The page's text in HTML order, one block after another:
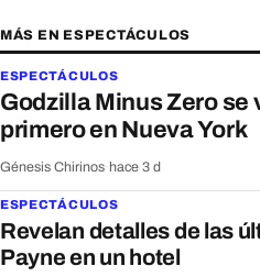
MÁS EN ESPECTÁCULOS
ESPECTÁCULOS
Godzilla Minus Zero se
primero en Nueva York
Génesis Chirinos hace 3 d
ESPECTÁCULOS
Revelan detalles de las
Payne en un hotel